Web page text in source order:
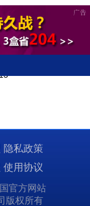
隐私政策
使用协议
官方网站
版权所有